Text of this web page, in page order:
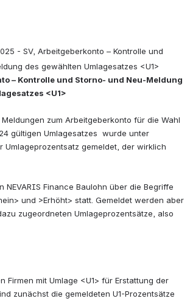
- SV, Arbeitgeberkonto – Kontrolle und
des gewählten Umlagesatzes <U1>
– Kontrolle und Storno- und Neu-Meldung
<U1>
zum Arbeitgeberkonto für die Wahl
gültigen Umlagesatzes  wurde unter
Umlageprozentsatz gemeldet, der wirklich
NEVARIS Finance Baulohn über die Begriffe
und >Erhöht> statt. Gemeldet werden aber
zugeordneten Umlageprozentsätze, also
Firmen mit Umlage <U1> für Erstattung der
zunächst die gemeldeten U1-Prozentsätze